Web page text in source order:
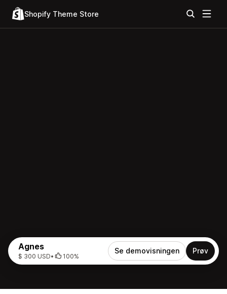
Shopify Theme Store
Agnes
$ 300 USD• 100%
Se demovisningen Prøv